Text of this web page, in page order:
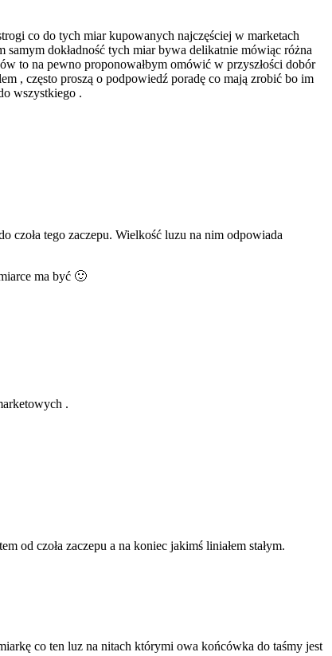
co do tych miar kupowanych najczęściej w marketach
dokładność tych miar bywa delikatnie mówiąc różna
to na pewno proponowałbym omówić w przyszłości dobór
, często proszą o podpowiedź poradę co mają zrobić bo im
wszystkiego .
czoła tego zaczepu. Wielkość luzu na nim odpowiada
ma być 🙂
.
od czoła zaczepu a na koniec jakimś liniałem stałym.
co ten luz na nitach którymi owa końcówka do taśmy jest